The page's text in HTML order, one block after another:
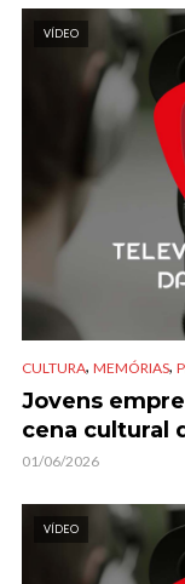
VÍDEO
CULTURA, MEMÓRIAS,
Jovens
cena cultural
01/06/2026
VÍDEO